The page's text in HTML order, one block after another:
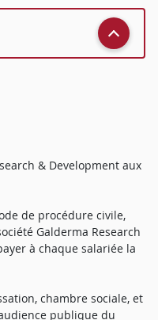
& Development aux
de procédure civile,
Galderma Research
à chaque salariée la
chambre sociale, et
publique du